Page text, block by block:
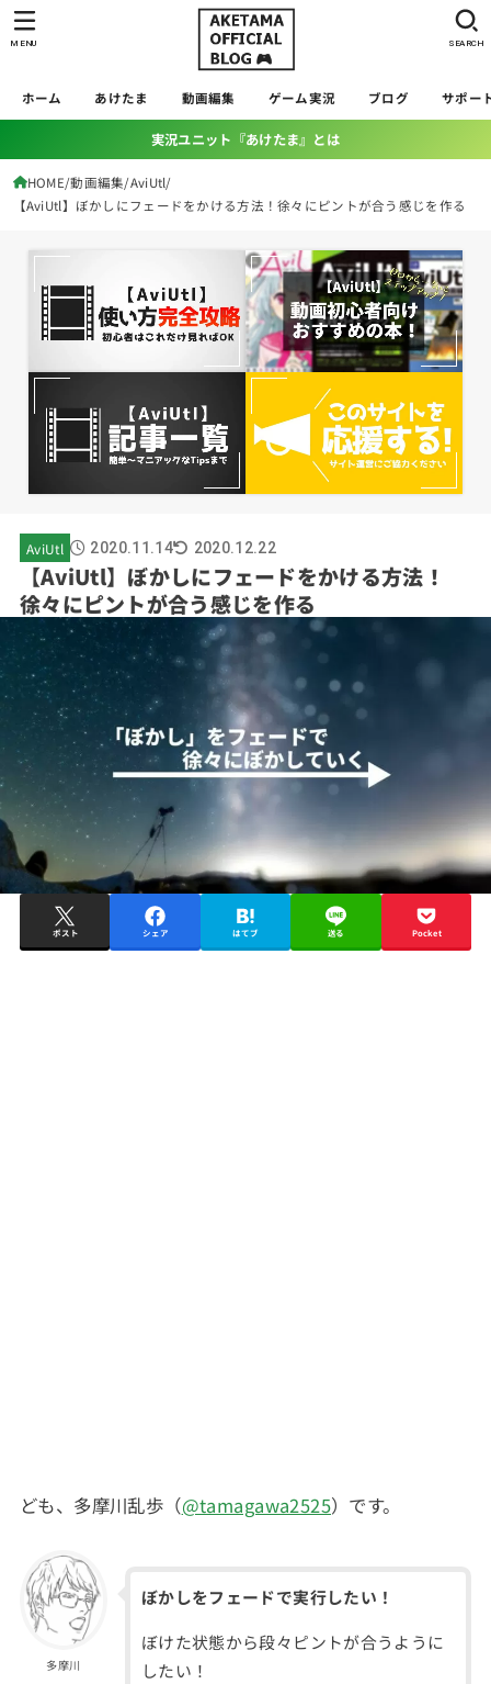
ホーム あけたま 動画編集 ゲーム実況 ブログ サポー
SEARCH
MENU
実況ユニット『あけたま』とは
HOME 動画編集 AviUtl
【AviUtl】ぼかしにフェードをかける方法！徐々にピントが合う感じを作る
AviUtl 2020.11.14 2020.12.22
【AviUtl】ぼかしにフェードをかける方法！
徐々にピントが合う感じを作る
ポスト シェア はてブ 送る Pocket
ども、多摩川乱歩（@tamagawa2525）です。
多摩川
ぼかしをフェードで実行したい！
ぼけた状態から段々ピントが合うように
したい！